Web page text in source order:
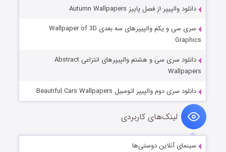
دانلود والپیپر از فصل پاییز Autumn Wallpapers
سری سی و یکم والپیپرهای سه بعدی Wallpaper of 3D
Graphics
دانلود سری سی‌ و هشتم والپیپرهای انتزاعی Abstract
Wallpapers
دانلود سری دوم والپیپر اتومبیل Beautiful Cars Wallpapers
لینک‌های کاربردی
سینمای آنلاین دوستی‌ها